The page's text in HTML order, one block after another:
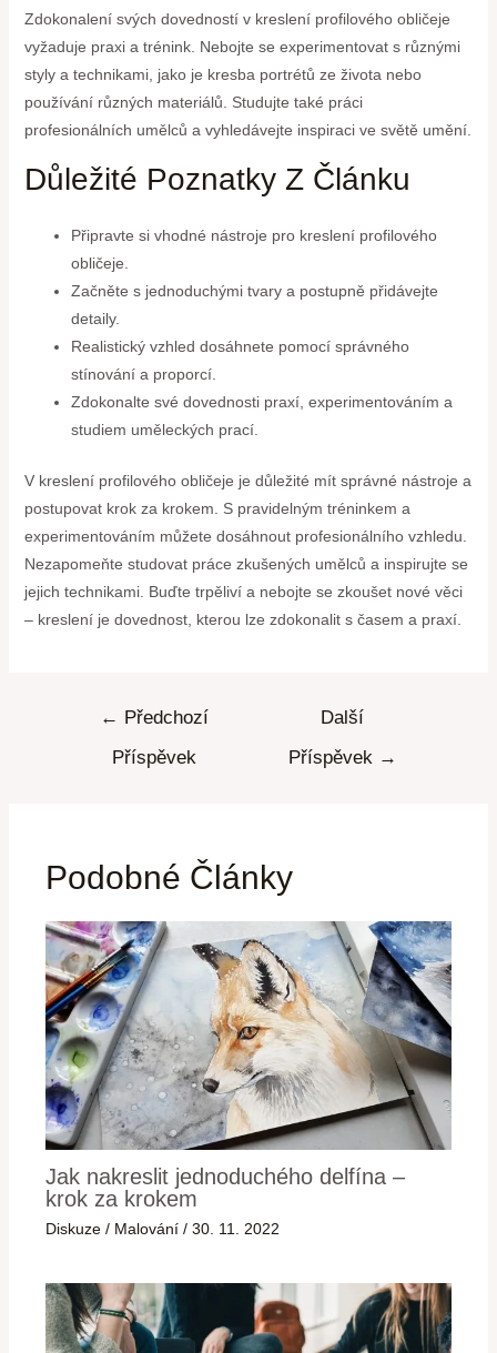
Zdokonalení svých dovedností v kreslení profilového obličeje
vyžaduje praxi a trénink. Nebojte se experimentovat s různými
styly a technikami, jako je kresba portrétů ze života nebo
používání různých materiálů. Studujte také práci
profesionálních umělců a vyhledávejte inspiraci ve světě umění.
Důležité Poznatky Z Článku
Připravte si vhodné nástroje pro kreslení profilového
obličeje.
Začněte s jednoduchými tvary a postupně přidávejte
detaily.
Realistický vzhled dosáhnete pomocí správného
stínování a proporcí.
Zdokonalte své dovednosti praxí, experimentováním a
studiem uměleckých prací.
V kreslení profilového obličeje je důležité mít správné nástroje a
postupovat krok za krokem. S pravidelným tréninkem a
experimentováním můžete dosáhnout profesionálního vzhledu.
Nezapomeňte studovat práce zkušených umělců a inspirujte se
jejich technikami. Buďte trpěliví a nebojte se zkoušet nové věci
– kreslení je dovednost, kterou lze zdokonalit s časem a praxí.
← Předchozí
Příspěvek
Další
Příspěvek →
Podobné Články
Jak nakreslit jednoduchého delfína –
krok za krokem
Diskuze / Malování /30. 11. 2022